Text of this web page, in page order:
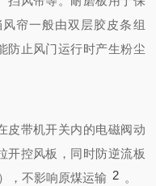
帘一般由双层胶皮条组
防止风门运行时产生粉尘
皮带机开关内的电磁阀动
开控风板，同时防逆流板
，不影响原煤运输 2 。